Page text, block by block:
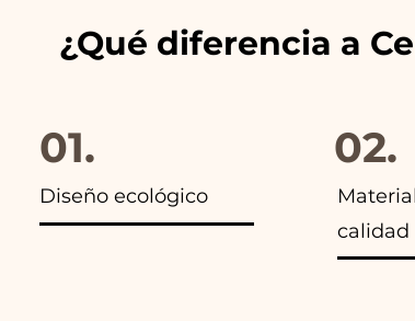
¿Qué diferencia a
01.
Diseño ecológico
02.
calidad